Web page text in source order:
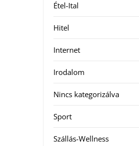
Étel-Ital
Hitel
Internet
Irodalom
Nincs kategorizálva
Sport
Szállás-Wellness